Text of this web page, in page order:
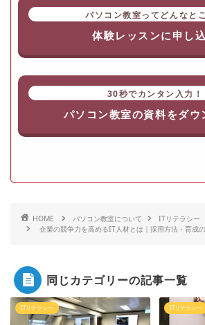
パソコン教室ってどんなと
体験レッスンに申し
30秒でカンタン入力！
パソコン教室の資料をダウ
HOME パソコン教室について
ITリテラシー
企業の競争力を高めるIT人材とは｜採用方法・育成
同じカテゴリーの記事一覧
ITリテラシー ITリテラシー